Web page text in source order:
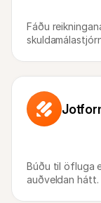
Fáðu
Búðu til öfluga
auðveldan hátt.
Fyrir Mollie
Hafðu samband